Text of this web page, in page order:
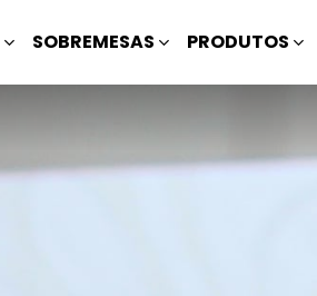
SOBREMESAS PRODUTOS